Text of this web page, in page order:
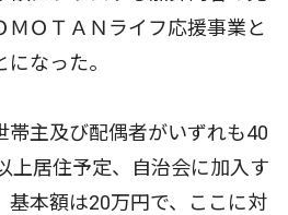
ＭＯＴＡＮライフ応援事業と
なった。
主及び配偶者がいずれも40
上居住予定、自治会に加入す
基本額は20万円で、ここに対